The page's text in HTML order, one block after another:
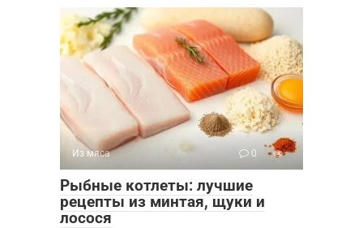
Из мяса 0
Рыбные котлеты: лучшие
рецепты из минтая, щуки и
лосося